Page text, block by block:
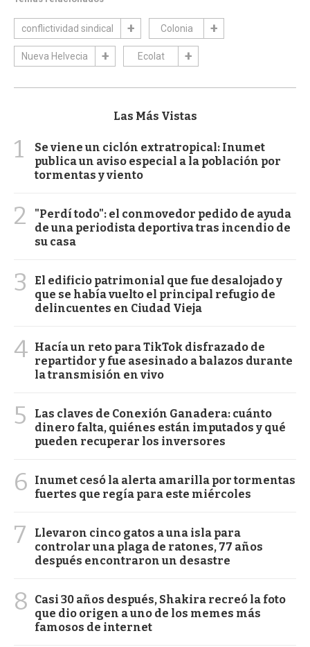
conflictividad sindical Colonia
Nueva Helvecia Ecolat
Las Más Vistas
1
Se viene un ciclón extratropical: Inumet
publica un aviso especial a la población por
tormentas y viento
2
"Perdí todo": el conmovedor pedido de ayuda
de una periodista deportiva tras incendio de
su casa
3
El edificio patrimonial que fue desalojado y
que se había vuelto el principal refugio de
delincuentes en Ciudad Vieja
4 Hacía un reto para TikTok disfrazado de
repartidor y fue asesinado a balazos durante
la transmisión en vivo
5
Las claves de Conexión Ganadera: cuánto
dinero falta, quiénes están imputados y qué
pueden recuperar los inversores
6
Inumet cesó la alerta amarilla por tormentas
fuertes que regía para este miércoles
7
Llevaron cinco gatos a una isla para
controlar una plaga de ratones, 77 años
después encontraron un desastre
8
Casi 30 años después, Shakira recreó la foto
que dio origen a uno de los memes más
famosos de internet